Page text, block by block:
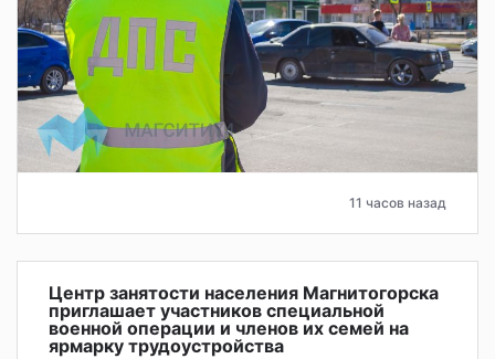
11 часов назад
Центр занятости населения Магнитогорска
приглашает участников специальной
военной операции и членов их семей на
ярмарку трудоустройства